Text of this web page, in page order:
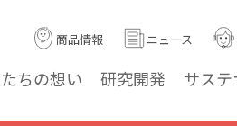
ちの想い 研究開発 サステ
商品情報 ニュース